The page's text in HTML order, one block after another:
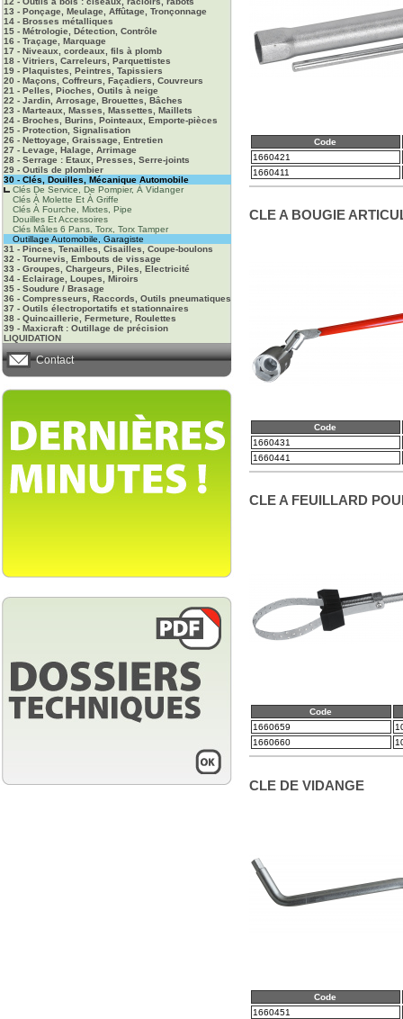
13 - Ponçage, Meulage, Affûtage, Tronçonnage
14 - Brosses métalliques
15 - Métrologie, Détection, Contrôle
16 - Traçage, Marquage
17 - Niveaux, cordeaux, fils à plomb
18 - Vitriers, Carreleurs, Parquettistes
19 - Plaquistes, Peintres, Tapissiers
20 - Maçons, Coffreurs, Façadiers, Couvreurs
21 - Pelles, Pioches, Outils à neige
22 - Jardin, Arrosage, Brouettes, Bâches
23 - Marteaux, Masses, Massettes, Maillets
24 - Broches, Burins, Pointeaux, Emporte-pièces
25 - Protection, Signalisation
26 - Nettoyage, Graissage, Entretien
27 - Levage, Halage, Arrimage
28 - Serrage : Etaux, Presses, Serre-joints
29 - Outils de plombier
30 - Clés, Douilles, Mécanique Automobile
Clés De Service, De Pompier, À Vidanger
Clés À Molette Et À Griffe
Clés À Fourche, Mixtes, Pipe
Douilles Et Accessoires
Clés Mâles 6 Pans, Torx, Torx Tamper
Outillage Automobile, Garagiste
31 - Pinces, Tenailles, Cisailles, Coupe-boulons
32 - Tournevis, Embouts de vissage
33 - Groupes, Chargeurs, Piles, Electricité
34 - Eclairage, Loupes, Miroirs
35 - Soudure / Brasage
36 - Compresseurs, Raccords, Outils pneumatiques
37 - Outils électroportatifs et stationnaires
38 - Quincaillerie, Fermeture, Roulettes
39 - Maxicraft : Outillage de précision
LIQUIDATION
Contact
Code
1660421
1660411
CLE A BOUGIE
Code
1660431
1660441
CLE A FEUILLARD
Code
1660659
1660660
CLE DE VIDANGE
Code
1660451